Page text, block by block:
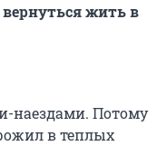
жить в
наездами. Потому
в теплых